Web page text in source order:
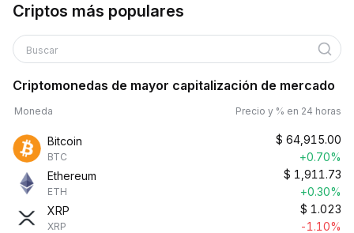
Criptos más populares
Buscar
Criptomonedas de mayor capitalización de mercado
Moneda Precio y % en 24 horas
Bitcoin
BTC
$ 64,915.00
+0.70%
Ethereum
ETH
$ 1,911.73
+0.30%
XRP
XRP
$ 1.023
-1.10%